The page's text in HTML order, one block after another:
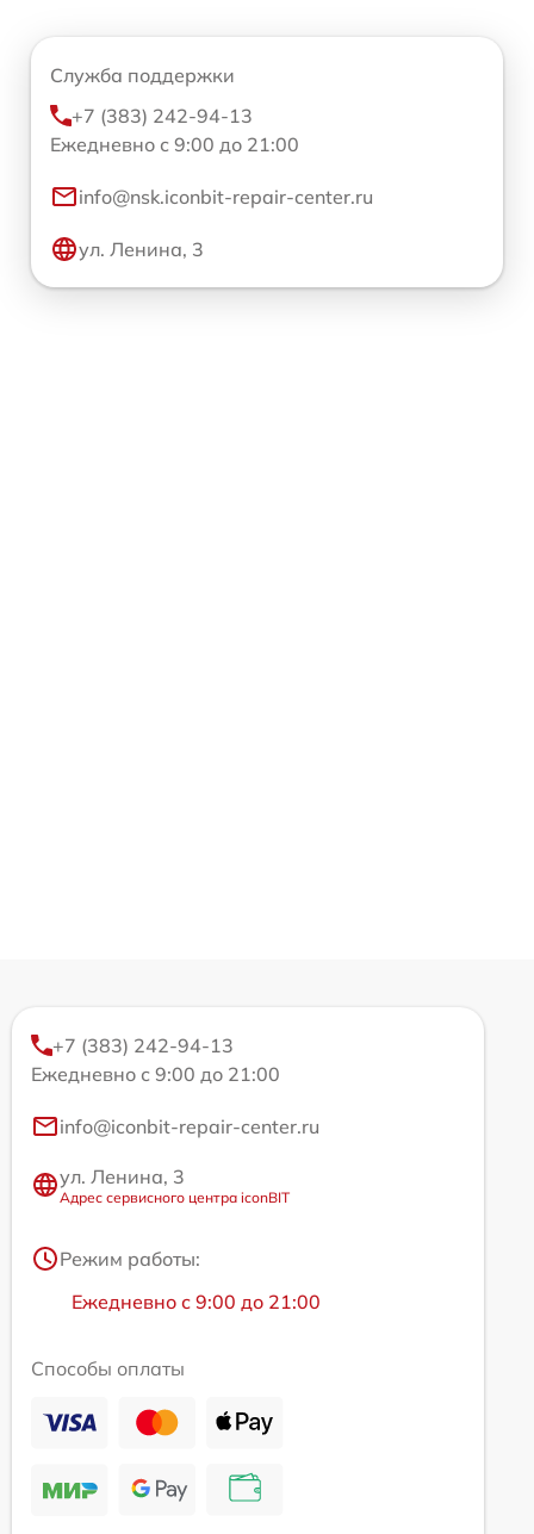
Служба поддержки
+7 (383) 242-94-13
Ежедневно с 9:00 до 21:00
info@nsk.iconbit-repair-center.ru
ул. Ленина, 3
+7 (383) 242-94-13
Ежедневно с 9:00 до 21:00
info@iconbit-repair-center.ru
ул. Ленина, 3
Адрес сервисного центра iconBIT
Режим работы:
Ежедневно с 9:00 до 21:00
Способы оплаты